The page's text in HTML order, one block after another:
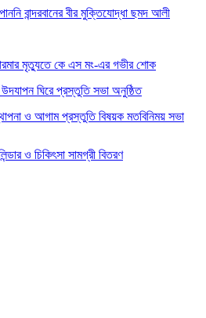
বান্দরবানের বীর মুক্তিযোদ্ধা ছমদ আলী
মৃত্যুতে কে এস মং-এর গভীর শোক
উদযাপন ঘিরে প্রস্তুতি সভা অনুষ্ঠিত
ও আগাম প্রস্তুতি বিষয়ক মতবিনিময় সভা
ও চিকিৎসা সামগ্রী বিতরণ